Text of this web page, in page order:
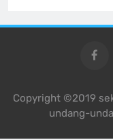
Copyright ©2019
undang-